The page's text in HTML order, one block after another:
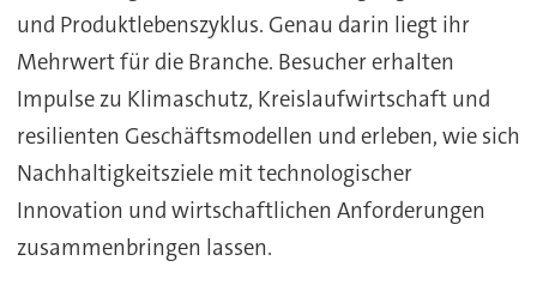
und Produktlebenszyklus. Genau darin liegt ihr
Mehrwert für die Branche. Besucher erhalten
Impulse zu Klimaschutz, Kreislaufwirtschaft und
resilienten Geschäftsmodellen und erleben, wie sich
Nachhaltigkeitsziele mit technologischer
Innovation und wirtschaftlichen Anforderungen
zusammenbringen lassen.